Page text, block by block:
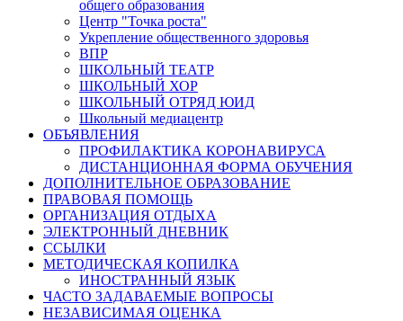
общего образования
Центр "Точка роста"
Укрепление общественного здоровья
ВПР
ШКОЛЬНЫЙ ТЕАТР
ШКОЛЬНЫЙ ХОР
ШКОЛЬНЫЙ ОТРЯД ЮИД
Школьный медиацентр
ОБЪЯВЛЕНИЯ
ПРОФИЛАКТИКА КОРОНАВИРУСА
ДИСТАНЦИОННАЯ ФОРМА ОБУЧЕНИЯ
ДОПОЛНИТЕЛЬНОЕ ОБРАЗОВАНИЕ
ПРАВОВАЯ ПОМОЩЬ
ОРГАНИЗАЦИЯ ОТДЫХА
ЭЛЕКТРОННЫЙ ДНЕВНИК
ССЫЛКИ
МЕТОДИЧЕСКАЯ КОПИЛКА
ИНОСТРАННЫЙ ЯЗЫК
ЧАСТО ЗАДАВАЕМЫЕ ВОПРОСЫ
НЕЗАВИСИМАЯ ОЦЕНКА